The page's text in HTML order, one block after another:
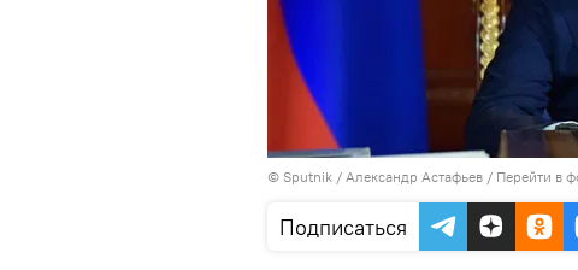
© Sputnik / Александр Астафьев / Перейти в
Подписаться